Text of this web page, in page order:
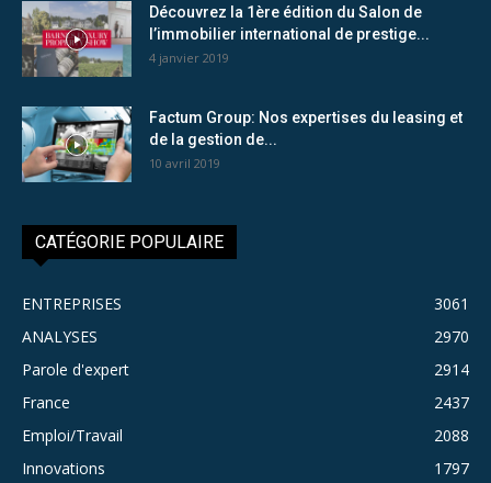
Découvrez la 1ère édition du Salon de
l’immobilier international de prestige...
4 janvier 2019
Factum Group: Nos expertises du leasing et
de la gestion de...
10 avril 2019
CATÉGORIE POPULAIRE
ENTREPRISES
3061
ANALYSES
2970
Parole d'expert
2914
France
2437
Emploi/Travail
2088
Innovations
1797